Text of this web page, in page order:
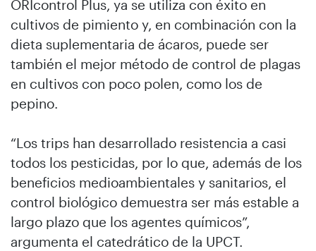
ORIcontrol Plus, ya se utiliza con éxito en
cultivos de pimiento y, en combinación con la
dieta suplementaria de ácaros, puede ser
también el mejor método de control de plagas
en cultivos con poco polen, como los de
pepino.
“Los trips han desarrollado resistencia a casi
todos los pesticidas, por lo que, además de los
beneficios medioambientales y sanitarios, el
control biológico demuestra ser más estable a
largo plazo que los agentes químicos”,
argumenta el catedrático de la UPCT.